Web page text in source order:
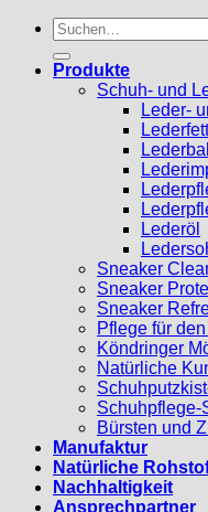
Suchen
nach:
Produkte
Schuh- und
Leder-
Lederfett
Lederöl
Sneaker
Sneaker
Sneaker
Pflege für
Köndringer
Natürliche
Schuhpflege-
Bürsten und
Manufaktur
Natürliche
Nachhaltigkeit
Ansprechpartner